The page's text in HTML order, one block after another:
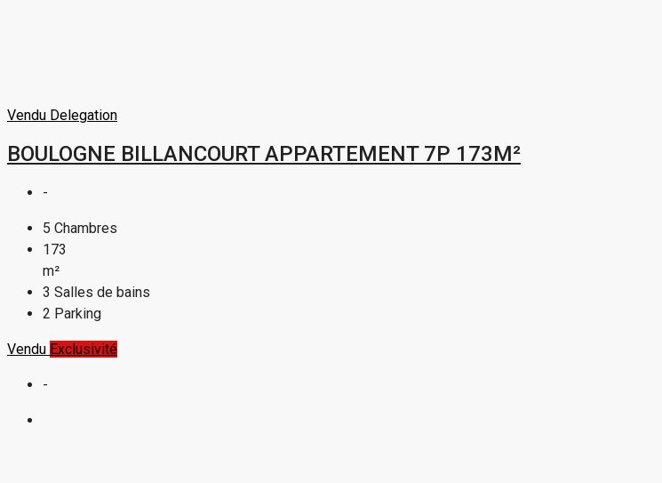
Vendu Delegation
BOULOGNE BILLANCOURT APPARTEMENT 7P 173M²
-
5 Chambres
173
m²
3 Salles de bains
2 Parking
Vendu Exclusivité
-